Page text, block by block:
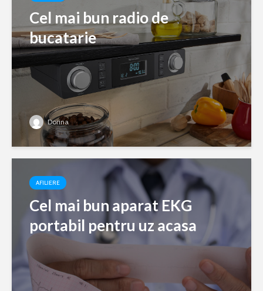
Cel mai bun radio de
bucatarie
Dorina
AFILIERE
Cel mai bun aparat EKG
portabil pentru uz acasa